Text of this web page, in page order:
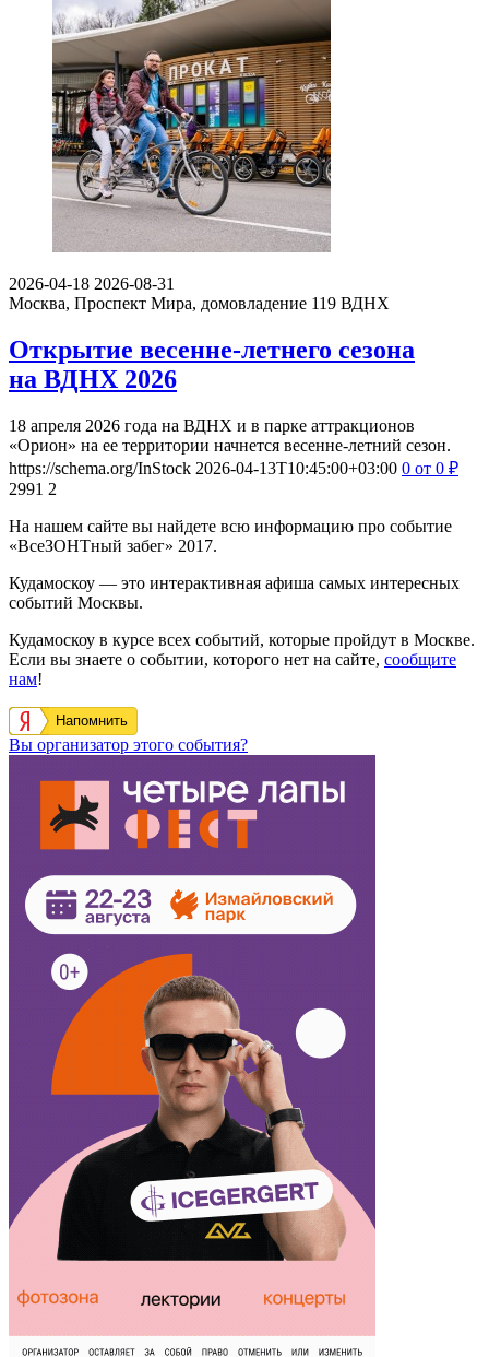
2026-04-18 2026-08-31
Москва, Проспект Мира, домовладение 119 ВДНХ
Открытие весенне-летнего сезона
на ВДНХ 2026
18 апреля 2026 года на ВДНХ и в парке аттракционов
«Орион» на ее территории начнется весенне-летний сезон.
https://schema.org/InStock 2026-04-13T10:45:00+03:00 0 от 0 ₽
2991 2
На нашем сайте вы найдете всю информацию про событие
«ВсеЗОНТный забег» 2017.
Кудамоскоу — это интерактивная афиша самых интересных
событий Москвы.
Кудамоскоу в курсе всех событий, которые пройдут в Москве.
Если вы знаете о событии, которого нет на сайте, сообщите
нам!
Напомнить
Вы организатор этого события?